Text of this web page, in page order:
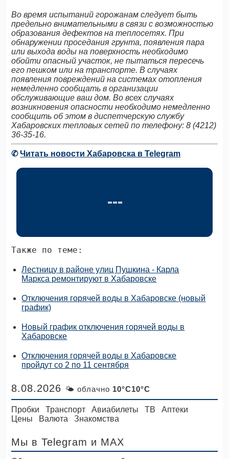
Во время испытаний горожанам следует быть
предельно внимательными в связи с возможностью
образования дефектов на теплосетях. При
обнаружении проседания грунта, появления пара
или выхода воды на поверхность необходимо
обойти опасный участок, не пытаться пересечь
его пешком или на транспорте. В случаях
появления повреждений на системах отопления
немедленно сообщать в организации
обслуживающие ваш дом. Во всех случаях
возникновения опасности необходимо немедленно
сообщить об этом в диспетчерскую службу
Хабаровских тепловых сетей по телефону: 8 (4212)
36-35-16.
✆Читать новости Хабаровска в Telegram
Также по теме:
Лестницу в районе улиц Пушкина - Карла
Маркса ремонтируют в Хабаровске
Отключения горячей воды в Хабаровске (новый
график)
Новый график отключения горячей воды в
Хабаровске
Отключения горячей воды в Хабаровске
пройдут со 2 по 11 сентября
8.08.2026 🌤 облачно 10°C10°C
Пробки Транспорт Авиабилеты ТВ
Аптеки
Цены
Валюта Знакомства
Мы в Telegram и MAX